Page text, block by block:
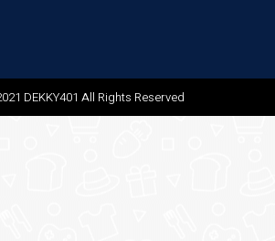
DEKKY401 All Rights Reserved